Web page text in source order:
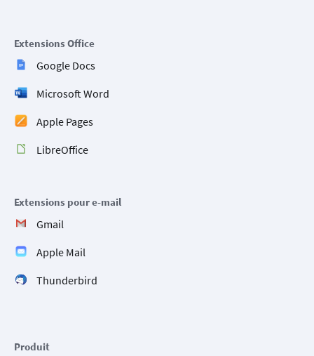
Extensions Office
Google Docs
Microsoft Word
Apple Pages
LibreOffice
Extensions pour e-mail
Gmail
Apple Mail
Thunderbird
Produit